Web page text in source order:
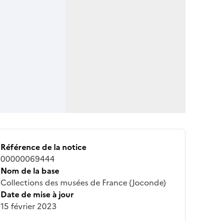
Référence de la notice
00000069444
Nom de la base
Collections des musées de France (Joconde)
Date de mise à jour
15 février 2023